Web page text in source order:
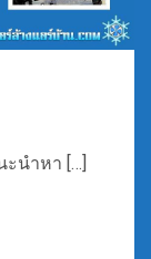
นำหา […]